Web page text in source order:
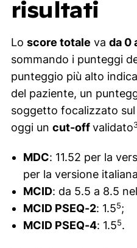
risultati
Lo score totale va da 0
sommando i punteggi
punteggio più alto
del paziente, un
soggetto focalizzato
oggi un cut-offvalidato
MDC: 11.52 per la
per la versione italiana
MCID: da 5.5 a 8.5
MCID PSEQ-2: 1.55;
MCID PSEQ-4: 1.55.